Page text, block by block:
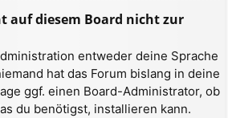
auf diesem Board nicht zur
entweder deine Sprache
hat das Forum bislang in deine
ggf. einen Board-Administrator, ob
du benötigst, installieren kann.